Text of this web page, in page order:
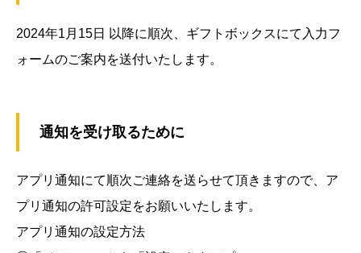
2024年1月15日 以降に順次、ギフトボックスにて入力フ
ォームのご案内を送付いたします。
通知を受け取るために
アプリ通知にて順次ご連絡を送らせて頂きますので、ア
プリ通知の許可設定をお願いいたします。
アプリ通知の設定方法